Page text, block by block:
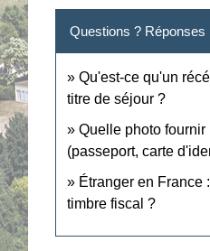
Questions ? Réponses
Qu'est-ce qu'un
titre de séjour ?
Quelle photo
(passeport, carte
Étranger en France
timbre fiscal ?